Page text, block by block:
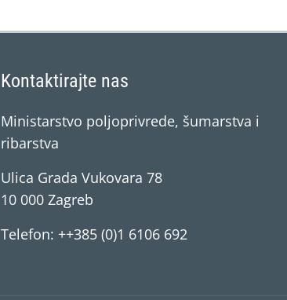
Kontaktirajte nas
Ministarstvo poljoprivrede, šumarstva i
ribarstva
Ulica Grada Vukovara 78
10 000 Zagreb
Telefon: ++385 (0)1 6106 692